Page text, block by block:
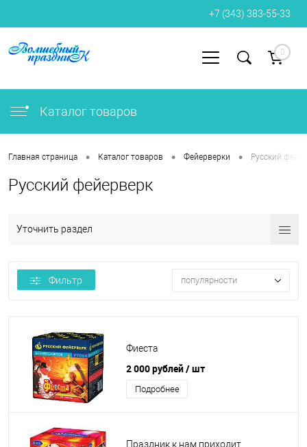
+7 (343) 383-55-33
0
Каталог товаров
Главная страница • Каталог товаров • Фейерверки • Русский
Русский фейерверк
Уточнить раздел
Фильтр популярности
Фиеста
2 000 рублей/ шт
Подробнее
Праздник к нам приходит